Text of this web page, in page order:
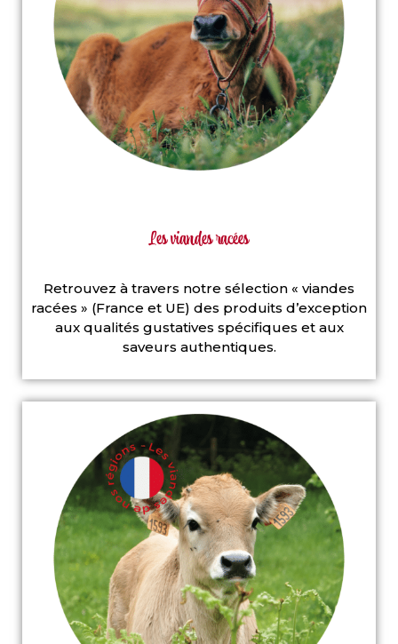
Les viandes racées
Retrouvez à travers notre sélection « viandes
racées » (France et UE) des produits d’exception
aux qualités gustatives spécifiques et aux
saveurs authentiques.